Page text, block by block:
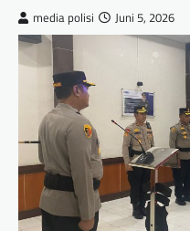
media polisi Juni 5, 2026